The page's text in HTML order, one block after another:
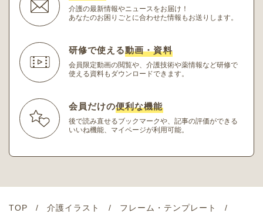
介護の最新情報やニュースをお届け！
あなたのお困りごとに合わせた情報もお送りします。
研修で使える動画・資料
会員限定動画の閲覧や、介護技術や薬情報など研修で
使える資料もダウンロードできます。
会員だけの便利な機能
後で読み直せるブックマークや、記事の評価ができる
いいね機能、マイページが利用可能。
TOP 介護イラスト
フレーム・テンプレート